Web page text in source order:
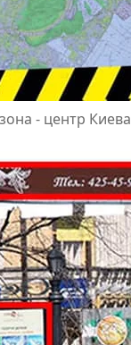
- центр Киева